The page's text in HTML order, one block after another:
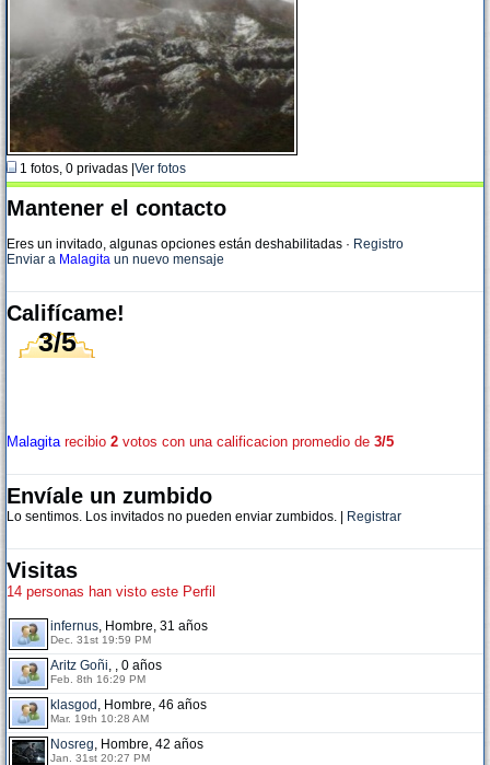
1 fotos, 0 privadas | Ver fotos
Mantener el contacto
Eres un invitado, algunas opciones están deshabilitadas · Registro
Enviar a Malagita un nuevo mensaje
Califícame!
3/5
Malagitarecibio 2 votos con una calificacion promedio de 3/5
Envíale un zumbido
Lo sentimos. Los invitados no pueden enviar zumbidos. | Registrar
Visitas
14 personas han visto este Perfil
infernus, Hombre, 31 años
Dec. 31st 19:59 PM
Aritz Goñi, , 0 años
Feb. 8th 16:29 PM
klasgod , Hombre, 46 años
Mar. 19th 10:28 AM
Nosreg, Hombre, 42 años
Jan. 31st 20:27 PM